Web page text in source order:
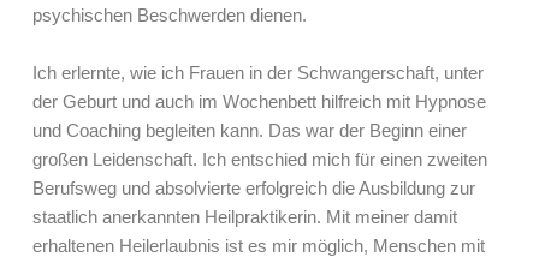
psychischen Beschwerden dienen.
Ich erlernte, wie ich Frauen in der Schwangerschaft, unter
der Geburt und auch im Wochenbett hilfreich mit Hypnose
und Coaching begleiten kann. Das war der Beginn einer
großen Leidenschaft. Ich entschied mich für einen zweiten
Berufsweg und absolvierte erfolgreich die Ausbildung zur
staatlich anerkannten Heilpraktikerin. Mit meiner damit
erhaltenen Heilerlaubnis ist es mir möglich, Menschen mit